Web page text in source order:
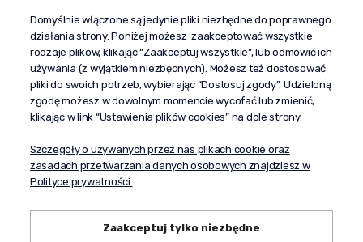
Pomoc
Dostawa
Moje konto
O firmie
Domyślnie włączone są jedynie pliki niezbędne do poprawnego
działania strony. Poniżej możesz zaakceptować wszystkie
rodzaje plików, klikając “Zaakceptuj wszystkie”, lub odmówić ich
używania (z wyjątkiem niezbędnych). Możesz też dostosować
pliki do swoich potrzeb, wybierając “Dostosuj zgody”. Udzieloną
zgodę możesz w dowolnym momencie wycofać lub zmienić,
klikając w link “Ustawienia plików cookies” na dole strony.
Szczegóły o używanych przez nas plikach cookie oraz
zasadach przetwarzania danych osobowych znajdziesz w
Polityce prywatności.
Zaakceptuj tylko niezbędne